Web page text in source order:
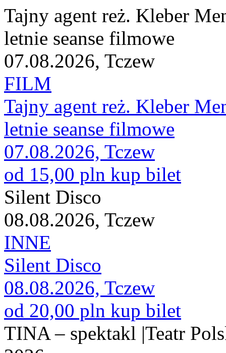
Tajny agent reż. Kleber
letnie seanse filmowe
07.08.2026, Tczew
FILM
Tajny agent reż. Kleber
letnie seanse filmowe
07.08.2026, Tczew
od 15,00 pln kup bilet
Silent Disco
08.08.2026, Tczew
INNE
Silent Disco
08.08.2026, Tczew
od 20,00 pln kup bilet
TINA – spektakl |Teatr